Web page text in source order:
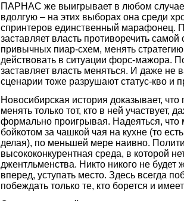
ПАРНАС же выигрывает в любом случае,
вдолгую – на этих выборах она среди
спринтеров единственный марафонец.
заставляет власть противоречить самой
привычных пиар-схем, менять
действовать в ситуации форс-мажора.
заставляет власть меняться. И даже не
сценарии тоже разрушают статус-кво и
Новосибирская история доказывает, что
менять только тот, кто в ней участвует,
формально проигрывая. Надеяться, что
бойкотом за чашкой чая на кухне (то
делая), по меньшей мере наивно.
высококонкурентная среда, в которой
джентльменства. Никто никого не будет
вперед, уступать место. Здесь всегда
побеждать только те, кто борется и